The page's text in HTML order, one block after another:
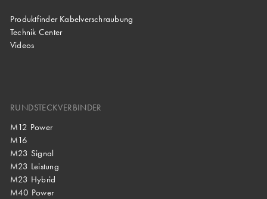
Produktfinder Kabelverschraubung
Technik Center
Videos
RUNDSTECKVERBINDER
M12 Power
M16
M23 Signal
M23 Leistung
M23 Hybrid
M40 Power